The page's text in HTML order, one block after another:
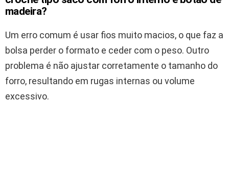
madeira?
Um erro comum é usar fios muito macios, o que faz a
bolsa perder o formato e ceder com o peso. Outro
problema é não ajustar corretamente o tamanho do
forro, resultando em rugas internas ou volume
excessivo.